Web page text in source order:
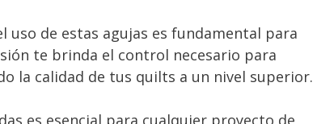
uso de estas agujas es fundamental para
te brinda el control necesario para
la calidad de tus quilts a un nivel superior.
es esencial para cualquier proyecto de